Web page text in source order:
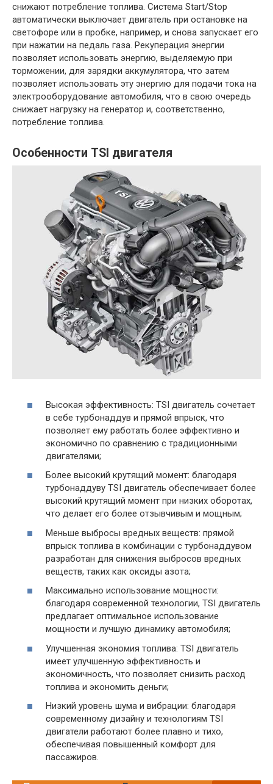
снижают потребление топлива. Система Start/Stop
автоматически выключает двигатель при остановке на
светофоре или в пробке, например, и снова запускает его
при нажатии на педаль газа. Рекуперация энергии
позволяет использовать энергию, выделяемую при
торможении, для зарядки аккумулятора, что затем
позволяет использовать эту энергию для подачи тока на
электрооборудование автомобиля, что в свою очередь
снижает нагрузку на генератор и, соответственно,
потребление топлива.
Особенности TSI двигателя
Высокая эффективность: TSI двигатель сочетает
в себе турбонаддув и прямой впрыск, что
позволяет ему работать более эффективно и
экономично по сравнению с традиционными
двигателями;
Более высокий крутящий момент: благодаря
турбонаддуву TSI двигатель обеспечивает более
высокий крутящий момент при низких оборотах,
что делает его более отзывчивым и мощным;
Меньше выбросы вредных веществ: прямой
впрыск топлива в комбинации с турбонаддувом
разработан для снижения выбросов вредных
веществ, таких как оксиды азота;
Максимально использование мощности:
благодаря современной технологии, TSI двигатель
предлагает оптимальное использование
мощности и лучшую динамику автомобиля;
Улучшенная экономия топлива: TSI двигатель
имеет улучшенную эффективность и
экономичность, что позволяет снизить расход
топлива и экономить деньги;
Низкий уровень шума и вибрации: благодаря
современному дизайну и технологиям TSI
двигатели работают более плавно и тихо,
обеспечивая повышенный комфорт для
пассажиров.